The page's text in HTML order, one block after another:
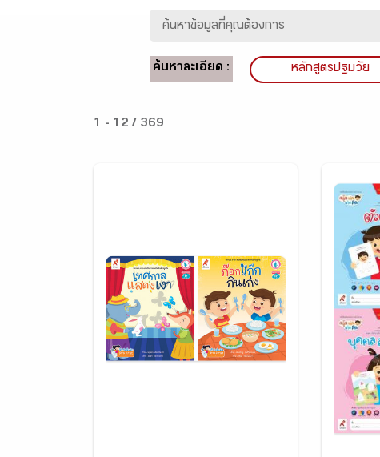
ค้นหาละเอียด : หลักสูตรปฐมวัย
1 - 12 / 369